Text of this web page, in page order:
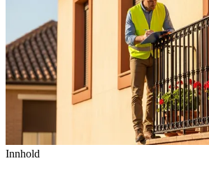
Innhold